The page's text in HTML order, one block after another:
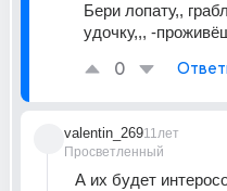
Бери лопату,,
удочку,,, -
0
valentin_269
Просветленный
11лет
А их будет